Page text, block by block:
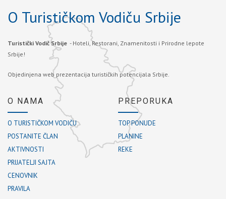
O Turističkom Vodiču Srbije
Turistički Vodič Srbije - Hoteli, Restorani, Znamenitosti i Prirodne lepote
Srbije!
Objedinjena web prezentacija turističkih potencijala Srbije.
O NAMA
O TURISTIČKOM VODIČU
POSTANITE ČLAN
AKTIVNOSTI
PRIJATELJI SAJTA
CENOVNIK
PRAVILA
PREPORUKA
TOP PONUDE
PLANINE
REKE